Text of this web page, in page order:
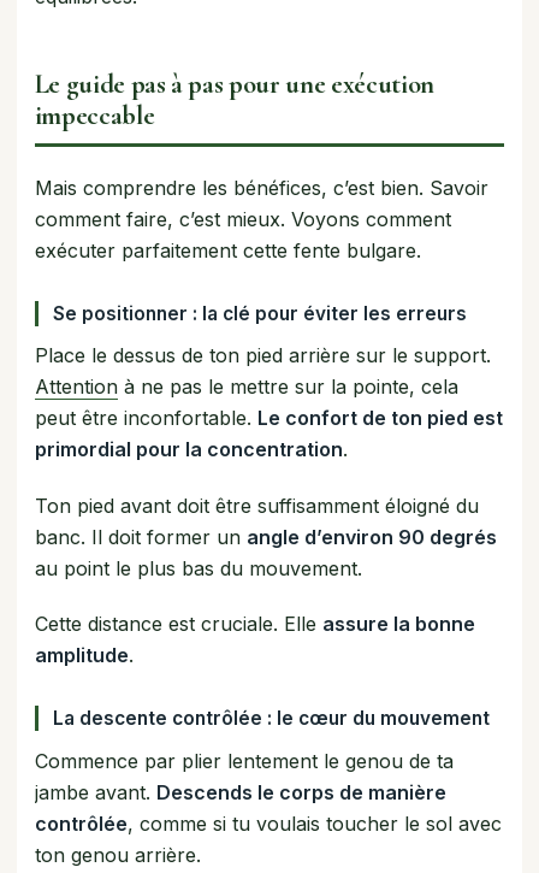
Le guide pas à pas pour une exécution
impeccable
Mais comprendre les bénéfices, c’est bien. Savoir
comment faire, c’est mieux. Voyons comment
exécuter parfaitement cette fente bulgare.
Se positionner : la clé pour éviter les erreurs
Place le dessus de ton pied arrière sur le support.
Attentionà ne pas le mettre sur la pointe, cela
peut être inconfortable. Le confort de ton pied est
primordial pour la concentration.
Ton pied avant doit être suffisamment éloigné du
banc. Il doit former un angle d’environ 90 degrés
au point le plus bas du mouvement.
Cette distance est cruciale. Elle assure la bonne
amplitude.
La descente contrôlée : le cœur du mouvement
Commence par plier lentement le genou de ta
jambe avant. Descends le corps de manière
contrôlée, comme si tu voulais toucher le sol avec
ton genou arrière.